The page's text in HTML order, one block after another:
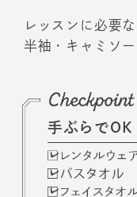
レッスンに必要
半袖・キャミソー
手ぶらでOK